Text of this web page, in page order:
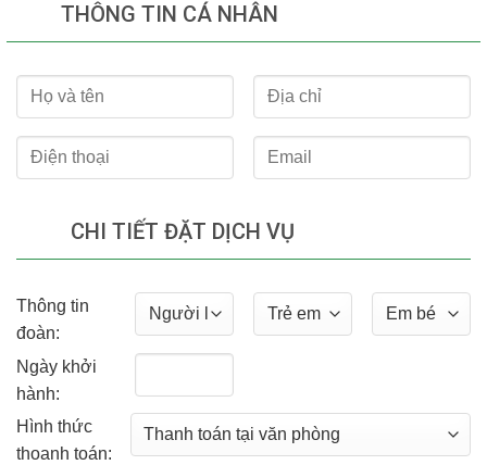
THÔNG TIN CÁ NHÂN
CHI TIẾT ĐẶT DỊCH VỤ
Thông tin
đoàn:
Ngày khởi
hành:
Hình thức
thoanh toán: